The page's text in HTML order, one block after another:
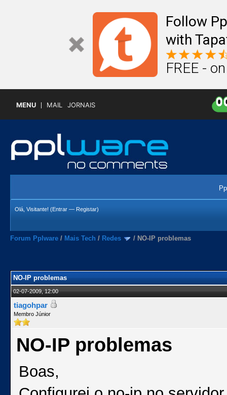
Follow
with
FREE -
MENU MAIL JORNAIS
Olá, Visitante! (Entrar — Registar)
Forum Pplware / Mais Tech / Redes / NO-IP problemas
NO-IP problemas
02-07-2009, 12:00
tiagohpar
Membro Júnior
NO-IP problemas
Boas,